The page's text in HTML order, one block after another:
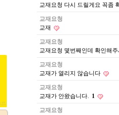
교재요청 다시 드릴게요 꼭좀
교재요청
교재
교재요청
교재요청 몇번째인데 확인해
교재요청
교재가 열리지 않습니다
교재요청
교재가 안왔습니다. 1
교재요청